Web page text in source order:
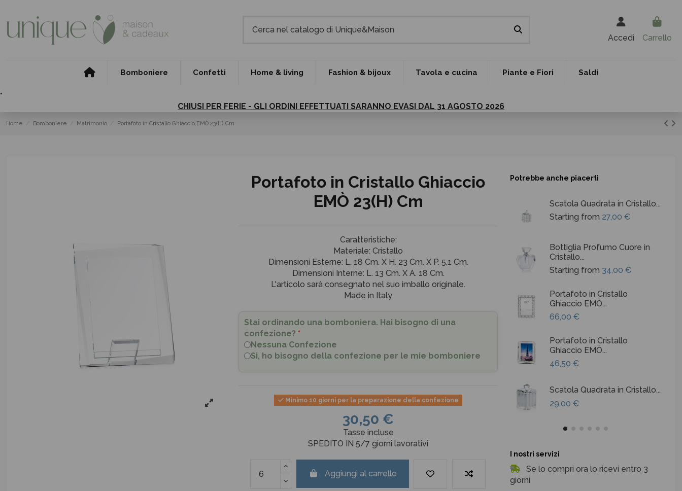
Accedi Carrello
Bomboniere Confetti Home & living Fashion & bijoux Tavola e cucina Piante e Fiori Saldi
.
CHIUSI PER FERIE - GLI ORDINI EFFETTUATI SARANNO EVASI DAL 31 AGOSTO 2026
Home Bomboniere Matrimonio Portafoto in Cristallo Ghiaccio EMÒ 23(H) Cm
Portafoto in Cristallo Ghiaccio
EMÒ 23(H) Cm
Caratteristiche:
Materiale: Cristallo
Dimensioni Esterne: L. 18 Cm. X H. 23 Cm. X P. 5,1 Cm.
Dimensioni Interne: L. 13 Cm. X A. 18 Cm.
L'articolo sarà consegnato nel suo imballo originale.
Made in Italy
Stai ordinando una bomboniera. Hai bisogno di una
confezione? *
Nessuna Confezione
Si, ho bisogno della confezione per le mie bomboniere
Minimo 10 giorni per la preparazione della confezione
30,50 €
Tasse incluse
SPEDITO IN 5/7 giorni lavorativi
Aggiungi al carrello
Potrebbe anche piacerti
Scatola Quadrata in Cristallo...
Starting from 27,00 €
Bottiglia Profumo Cuore in
Cristallo...
Starting from 34,00 €
Portafoto in Cristallo
Ghiaccio EMÒ...
66,00 €
Portafoto in Cristallo
Ghiaccio EMÒ...
46,50 €
Scatola Quadrata in Cristallo...
29,00 €
I nostri servizi
Se lo compri ora lo ricevi entro 3
giorni